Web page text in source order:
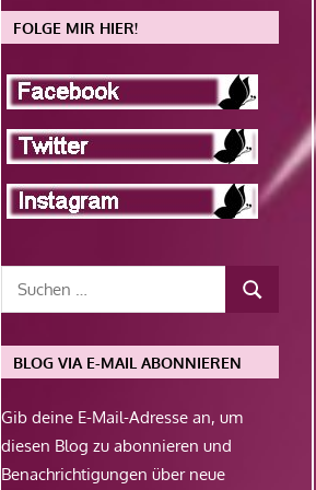
FOLGE MIR HIER!
BLOG VIA E-MAIL ABONNIEREN
Gib deine E-Mail-Adresse an, um
diesen Blog zu abonnieren und
Benachrichtigungen über neue